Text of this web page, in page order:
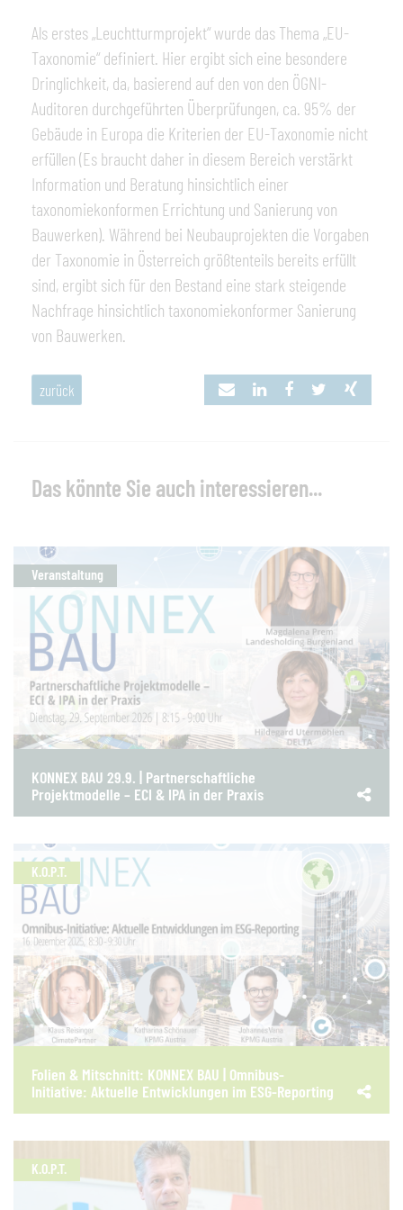
Als erstes „Leuchtturmprojekt“ wurde das Thema „EU-
Taxonomie“ definiert. Hier ergibt sich eine besondere
Dringlichkeit, da, basierend auf den von den ÖGNI-
Auditoren durchgeführten Überprüfungen, ca. 95% der
Gebäude in Europa die Kriterien der EU-Taxonomie nicht
erfüllen (Es braucht daher in diesem Bereich verstärkt
Information und Beratung hinsichtlich einer
taxonomiekonformen Errichtung und Sanierung von
Bauwerken). Während bei Neubauprojekten die Vorgaben
der Taxonomie in Österreich größtenteils bereits erfüllt
sind, ergibt sich für den Bestand eine stark steigende
Nachfrage hinsichtlich taxonomiekonformer Sanierung
von Bauwerken.
zurück
Das könnte Sie auch interessieren...
Veranstaltung
KONNEX BAU 29.9. | Partnerschaftliche
Projektmodelle – ECI & IPA in der Praxis
K.O.P.T.
Folien & Mitschnitt: KONNEX BAU | Omnibus-
Initiative: Aktuelle Entwicklungen im ESG-Reporting
K.O.P.T.